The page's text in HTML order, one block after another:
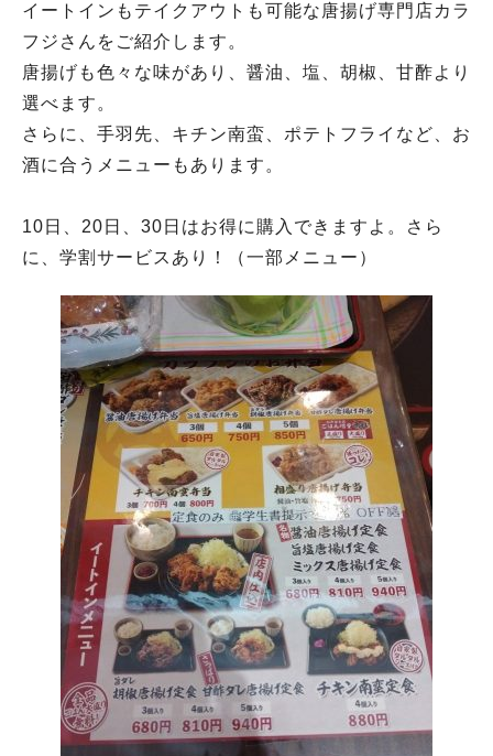
イートインもテイクアウトも可能な唐揚げ専門店カラ
フジさんをご紹介します。
唐揚げも色々な味があり、醤油、塩、胡椒、甘酢より
選べます。
さらに、手羽先、キチン南蛮、ポテトフライなど、お
酒に合うメニューもあります。
10日、20日、30日はお得に購入できますよ。さら
に、学割サービスあり！（一部メニュー）